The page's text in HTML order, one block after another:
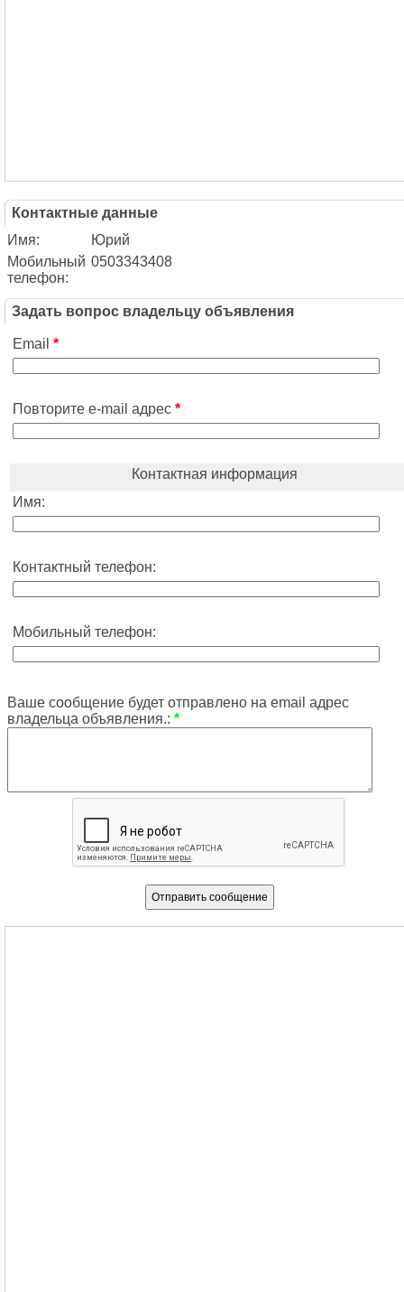
Контактные данные
Имя:
Юрий
Мобильный
телефон:
0503343408
Задать вопрос владельцу объявления
Email *
Повторите e-mail адрес *
Контактная информация
Имя:
Контактный телефон:
Мобильный телефон:
Ваше сообщение будет отправлено на email адрес
владельца объявления.: *